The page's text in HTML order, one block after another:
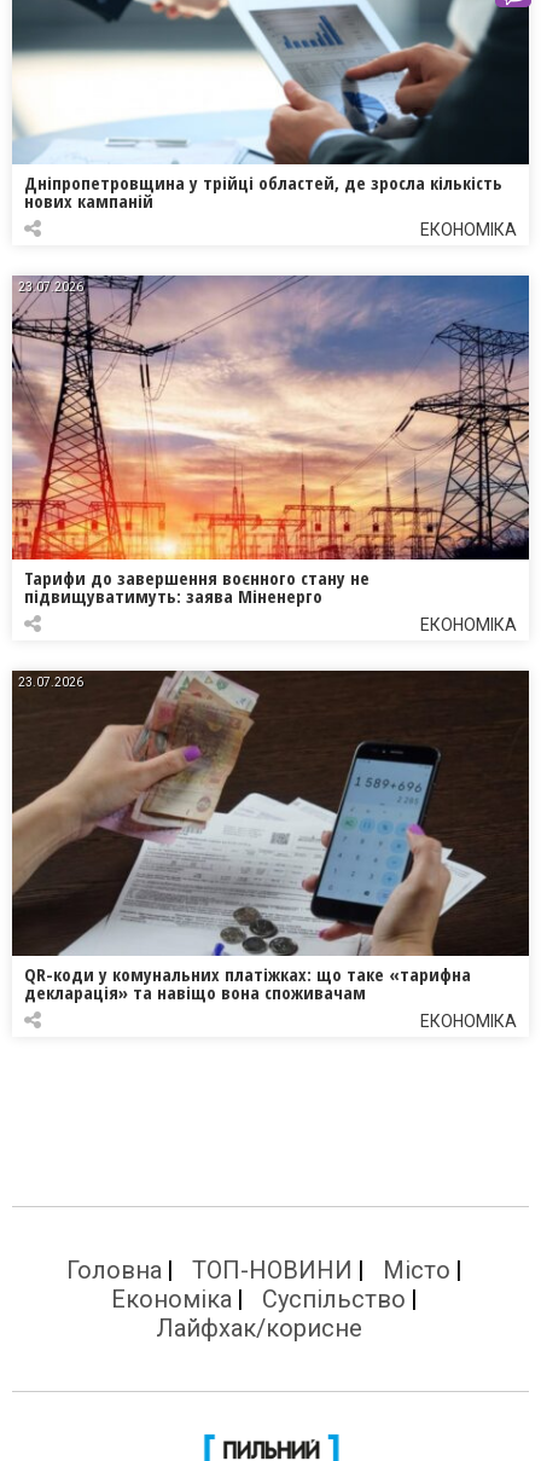
Дніпропетровщина у трійці областей, де зросла кількість
нових кампаній
ЕКОНОМІКА
23.07.2026
Тарифи до завершення воєнного стану не
підвищуватимуть: заява Міненерго
ЕКОНОМІКА
23.07.2026
QR-коди у комунальних платіжках: що таке «тарифна
декларація» та навіщо вона споживачам
ЕКОНОМІКА
Головна ТОП-НОВИНИ
Місто
Економіка
Суспільство
Лайфхак/корисне